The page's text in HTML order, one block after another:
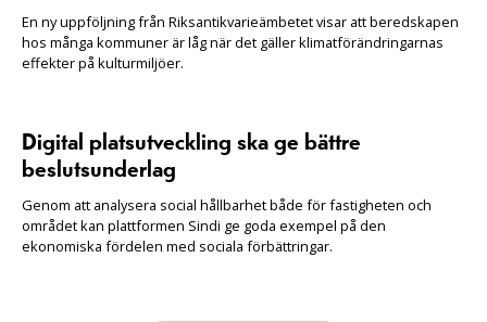
En ny uppföljning från Riksantikvarieämbetet visar att beredskapen
hos många kommuner är låg när det gäller klimatförändringarnas
effekter på kulturmiljöer.
Digital platsutveckling ska ge bättre
beslutsunderlag
Genom att analysera social hållbarhet både för fastigheten och
området kan plattformen Sindi ge goda exempel på den
ekonomiska fördelen med sociala förbättringar.